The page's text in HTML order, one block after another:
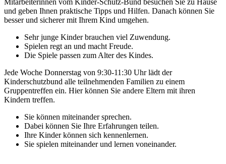
und geben Ihnen praktische Tipps und Hilfen. Danach können Sie
besser und sicherer mit Ihrem Kind umgehen.
Sehr junge Kinder brauchen viel Zuwendung.
Spielen regt an und macht Freude.
Die Spiele passen zum Alter des Kindes.
Jede Woche Donnerstag von 9:30-11:30 Uhr lädt der
Kinderschutzbund alle teilnehmenden Familien zu einem
Gruppentreffen ein. Hier können Sie andere Eltern mit ihren
Kindern treffen.
Sie können miteinander sprechen.
Dabei können Sie Ihre Erfahrungen teilen.
Ihre Kinder können sich kennenlernen.
Sie spielen miteinander und lernen voneinander.